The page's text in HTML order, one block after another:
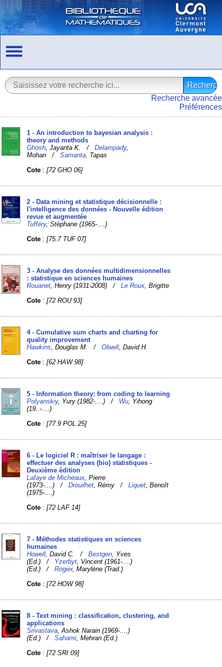
Recherche avancée
Préférences
1 - An introduction to bayesian analysis :
theory and methods
Ghosh , Jayanta K. /Delampady,
Mohan /Samanta , Tapas
Cote :[72 GHO 06]
2 - Data mining et statistique décisionnelle :
l'intelligence des données - Nouvelle édition
revue et augmentée
Tufféry, Stéphane (1965-....)
Cote :[75.7 TUF 07]
3 - Analyse des données multidimensionnelles
: statistique en sciences humaines
Rouanet , Henry (1931-2008) /Le Roux , Brigitte
Cote :[72 ROU 93]
4 - Cumulative sum charts and charting for
quality improvement
Hawkins , Douglas M. /Olwell , David H.
Cote :[62 HAW 98]
5 - Information theory: from coding to learning
Polyanskiy, Yury (1982-....) / Wu , Yihong
(19..-....)
Cote :[77.9 POL 25]
6 - Le logiciel R : maîtriser le langage :
effectuer des analyses (bio) statistiques -
Deuxième édition
Lafaye de Micheaux , Pierre
(1973-....) /Drouilhet , Rémy /Liquet , Benoît
(1975-....)
Cote :[72 LAF 14]
7 - Méthodes statistiques en sciences
humaines
Howell , David C. /Bestgen , Yves
(Ed.) / Yzerbyt , Vincent (1961-....)
(Ed.) /Rogier, Marylène (Trad.)
Cote :[72 HOW 98]
8 - Text mining : classification, clustering, and
applications
Srivastava , Ashok Narain (1969-....)
(Ed.) /Sahami , Mehran (Ed.)
Cote :[72 SRI 09]